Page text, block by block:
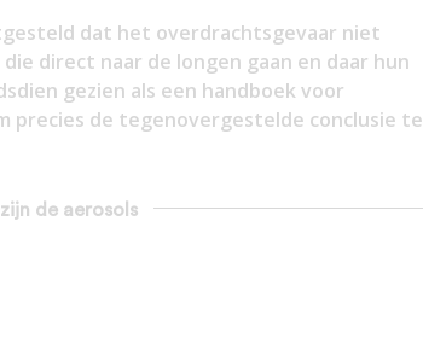
dat het overdrachtsgevaar niet
direct naar de longen gaan en daar hun
gezien als een handboek voor
de tegenovergestelde conclusie te
de aerosols